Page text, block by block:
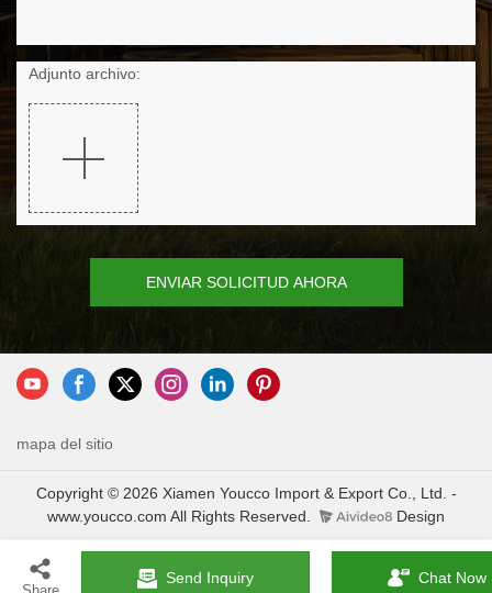
Adjunto archivo:
ENVIAR SOLICITUD AHORA
mapa del sitio
Copyright © 2026 Xiamen Youcco Import & Export Co., Ltd. -
www.youcco.com All Rights Reserved.
Design
Send Inquiry Chat Now